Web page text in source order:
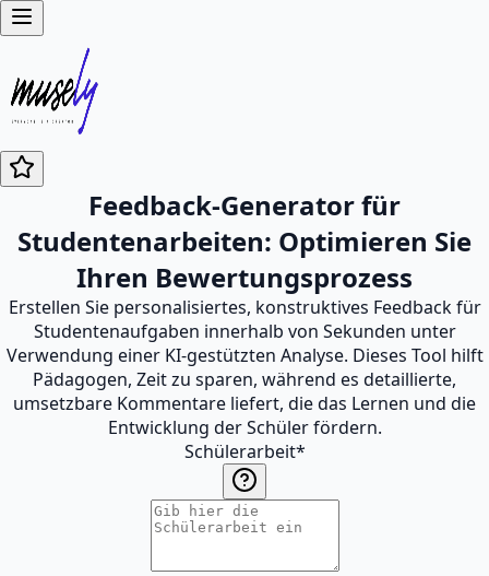
Feedback-Generator für
Studentenarbeiten: Optimieren Sie
Ihren Bewertungsprozess
Erstellen Sie personalisiertes, konstruktives Feedback für
Studentenaufgaben innerhalb von Sekunden unter
Verwendung einer KI-gestützten Analyse. Dieses Tool hilft
Pädagogen, Zeit zu sparen, während es detaillierte,
umsetzbare Kommentare liefert, die das Lernen und die
Entwicklung der Schüler fördern.
Schülerarbeit*